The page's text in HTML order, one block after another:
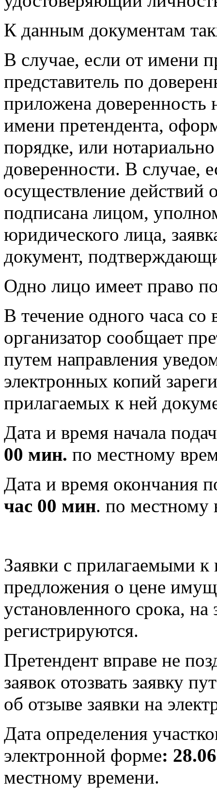
К данным документам
В случае, если от имени
представитель по
приложена доверенность
имени претендента,
порядке, или
доверенности. В случае,
осуществление действий
подписана лицом,
юридического лица,
документ,
Одно лицо имеет право
В течение одного часа со
организатор сообщает
путем направления
электронных копий
прилагаемых к ней
Дата и время начала
00 мин. по местному
Дата и время окончания
час 00 мин. по местному
Заявки с прилагаемыми
предложения о цене
установленного срока,
регистрируются.
Претендент вправе не
заявок отозвать заявку
об отзыве заявки на
Дата определения
электронной форме:
местному времени.